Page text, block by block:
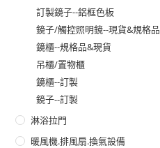
訂製鏡子--鋁框色板
鏡子/觸控照明鏡--現貨&規格品
鏡櫃--規格品&現貨
吊櫃/置物櫃
鏡櫃--訂製
鏡子--訂製
淋浴拉門
暖風機.排風扇.換氣設備